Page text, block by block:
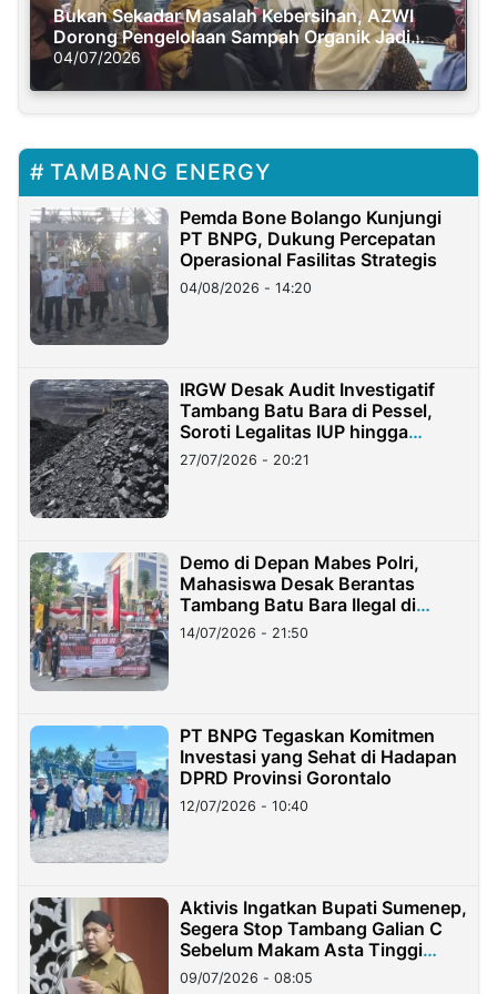
Bukan Sekadar Masalah Kebersihan, AZWI
Dorong Pengelolaan Sampah Organik Jadi
Solusi Krisis Iklim
04/07/2026
TAMBANG ENERGY
Pemda Bone Bolango Kunjungi
PT BNPG, Dukung Percepatan
Operasional Fasilitas Strategis
04/08/2026 - 14:20
IRGW Desak Audit Investigatif
Tambang Batu Bara di Pessel,
Soroti Legalitas IUP hingga
Stockpile
27/07/2026 - 20:21
Demo di Depan Mabes Polri,
Mahasiswa Desak Berantas
Tambang Batu Bara Ilegal di
Lampung
14/07/2026 - 21:50
PT BNPG Tegaskan Komitmen
Investasi yang Sehat di Hadapan
DPRD Provinsi Gorontalo
12/07/2026 - 10:40
Aktivis Ingatkan Bupati Sumenep,
Segera Stop Tambang Galian C
Sebelum Makam Asta Tinggi
Longsor
09/07/2026 - 08:05